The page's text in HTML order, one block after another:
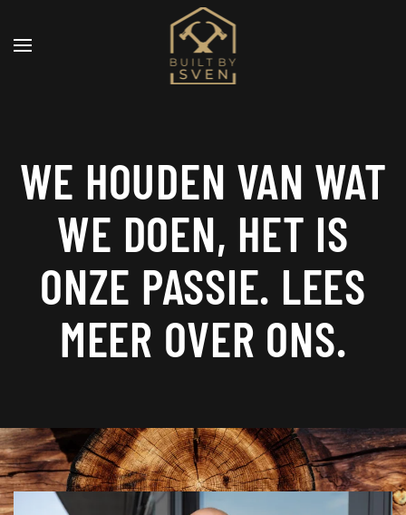
Skip to main content
WE HOUDEN VAN WAT
WE DOEN, HET IS
ONZE PASSIE. LEES
MEER OVER ONS.